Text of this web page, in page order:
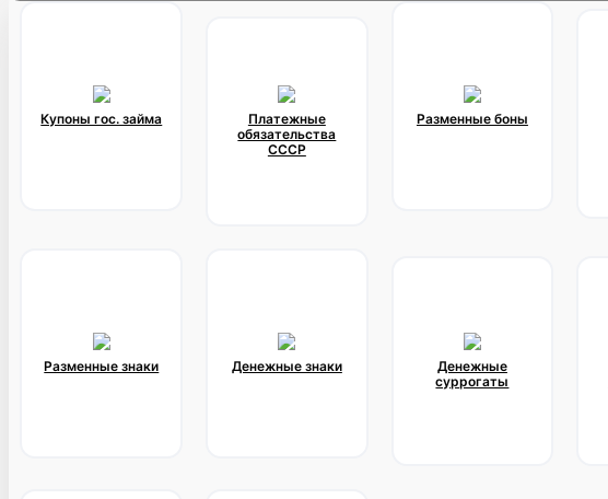
Купоны гос. займа
Платежные
обязательства
СССР
Разменные боны
Разменные знаки Денежные знаки
Денежные
суррогаты